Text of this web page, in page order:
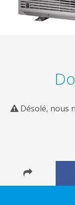
Désolé, nous